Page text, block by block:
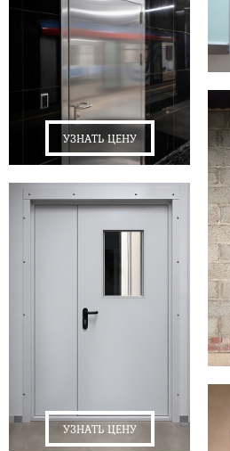
УЗНАТЬ ЦЕНУ
УЗНАТЬ ЦЕНУ